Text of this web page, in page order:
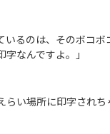
いるのは、そのボコ
なんですよ。」
らい場所に印字されち